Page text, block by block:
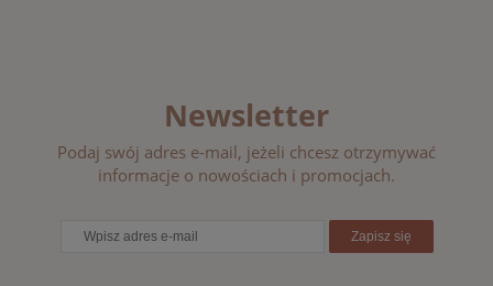
Newsletter
Podaj swój adres e-mail, jeżeli chcesz otrzymywać
informacje o nowościach i promocjach.
Zapisz się